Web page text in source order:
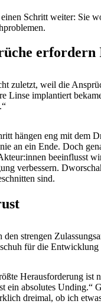
Schritt weiter: Sie
erfordern
zuletzt, weil die
Linse implantiert
hängen eng mit dem
an ein Ende. Doch
beeinflusst
verbessern.
sind.
strengen
für die
Herausforderung
absolutes Unding.“
dreimal, ob ich